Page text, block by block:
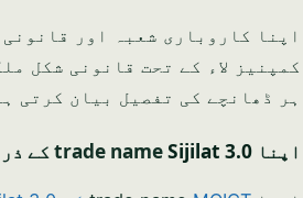
کمپنیز لاء کے تحت قانونی شکل
ہر ڈھانچے کی تفصیل بیان کرتی
اپنا trade name Sijilat 3.0 کے